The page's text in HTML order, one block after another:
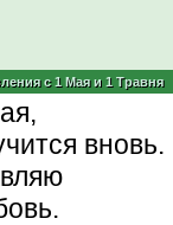
с 1 Мая и 1 Травня
вновь.